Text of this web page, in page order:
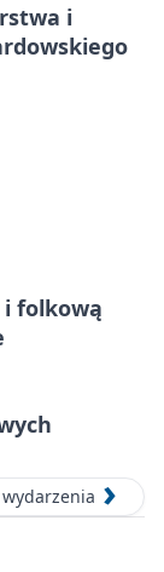
i
folkową